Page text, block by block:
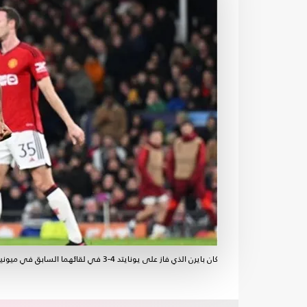
كان بايرن الذي فاز على يونايتد 4-3 في لقائهما السابق في ميونيخ قد ضمن صدارة المجموعة- موقع بايرن ميونيخ